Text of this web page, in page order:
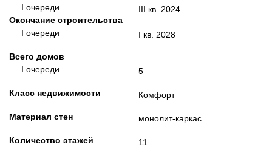
I очереди
Окончание строительства
I очереди
Всего домов
I очереди
Класс недвижимости
Материал стен
Количество этажей
III кв. 2024
I кв. 2028
5
Комфорт
монолит-каркас
11